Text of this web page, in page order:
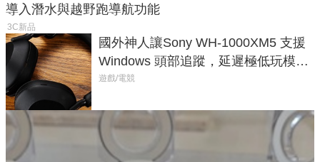
導入潛水與越野跑導航功能
3C新品
國外神人讓Sony WH-1000XM5 支援
Windows 頭部追蹤，延遲極低玩模擬
飛行超有感
遊戲/電競